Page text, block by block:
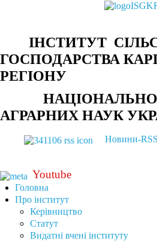
ІНСТИТУТ
ГОСПОДАРСТВА
РЕГІОНУ
АГРАРНИХ НАУК
Новини-RSS
Youtube
Головна
Про інститут
Керівництво
Статут
Видатні вчені інституту